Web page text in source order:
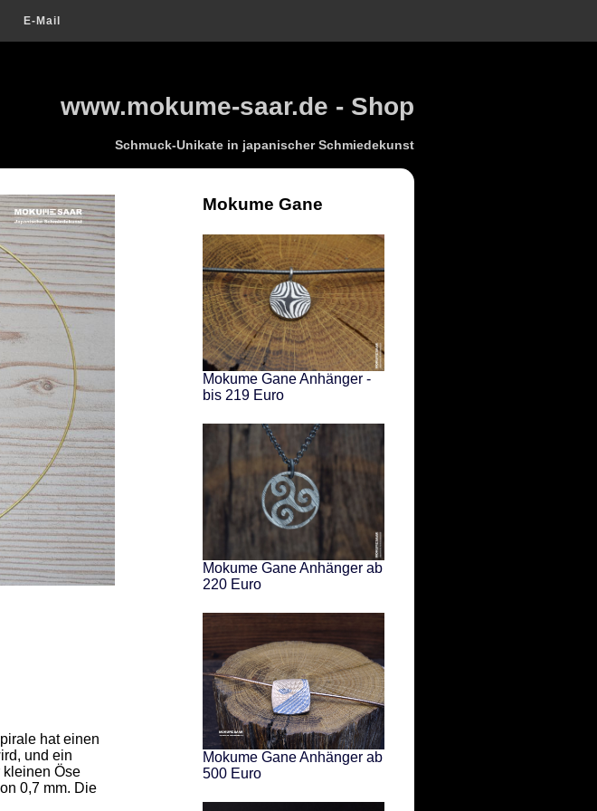
E-Mail
www.mokume-saar.de - Shop
Schmuck-Unikate in japanischer Schmiedekunst
hat einen
und ein
kleinen Öse
0,7 mm. Die
Mokume Gane
Mokume Gane Anhänger -
bis 219 Euro
Mokume Gane Anhänger ab
220 Euro
Mokume Gane Anhänger ab
500 Euro